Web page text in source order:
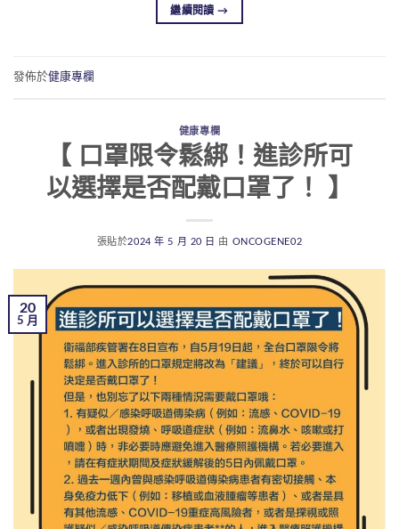
繼續閱讀→
發佈於健康專欄
健康專欄
【 口罩限令鬆綁！進診所可
以選擇是否配戴口罩了！ 】
張貼於2024 年 5 月 20 日 由 ONCOGENE02
20
5 月